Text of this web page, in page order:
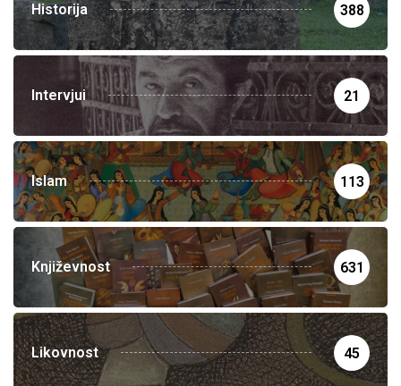
Historija 388
Intervjui 21
Islam 113
Književnost 631
Likovnost 45